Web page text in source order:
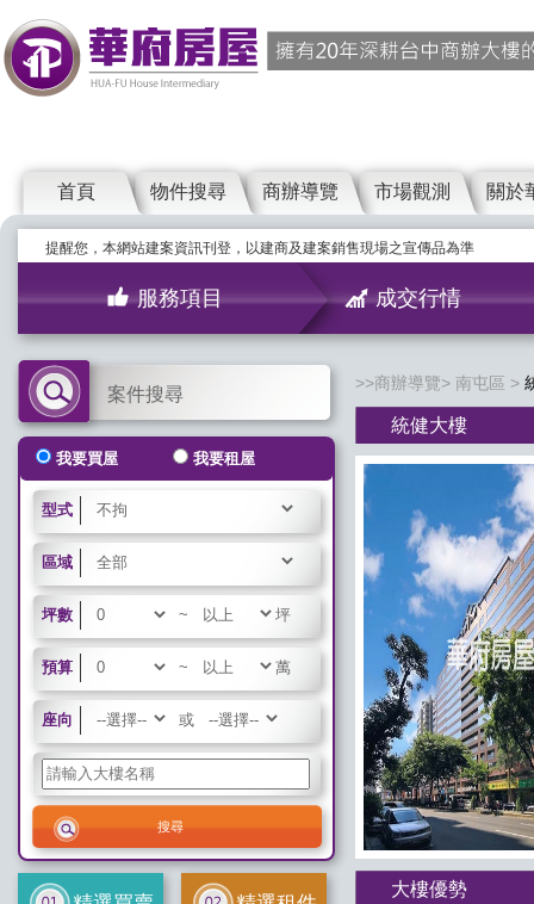
首頁 物件搜尋 商辦導覽 市場觀測 關於
提醒您，本網站建案資訊刊登，以建商及建案銷售現場之宣傳品為準
服務項目 成交行情
案件搜尋
我要買屋 我要租屋
型式
區域
坪數 ~ 坪
預算 ~ 萬
座向 或
商辦導覽 南屯區
統健大樓
大樓優勢